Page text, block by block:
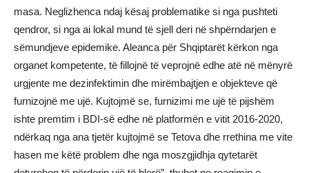
masa. Neglizhenca ndaj kësaj problematike si nga pushteti
qendror, si nga ai lokal mund të sjell deri në shpërndarjen e
sëmundjeve epidemike. Aleanca për Shqiptarët kërkon nga
organet kompetente, të fillojnë të veprojnë edhe atë në mënyrë
urgjente me dezinfektimin dhe mirëmbajtjen e objekteve që
furnizojnë me ujë. Kujtojmë se, furnizimi me ujë të pijshëm
ishte premtim i BDI-së edhe në platformën e vitit 2016-2020,
ndërkaq nga ana tjetër kujtojmë se Tetova dhe rrethina me vite
hasen me këtë problem dhe nga moszgjidhja qytetarët